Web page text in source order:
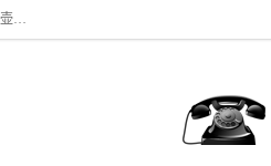
张家口市科诺工程塑料有限公司是超高分子量聚乙烯，高密度板，仿真冰场的专业生产厂家和供应商。主要产品有：陆地冰壶，旱地冰壶，地板冰壶，地壶球，仿真冰壶，仿真冰，冰蹴球，MGB轴套，MGE滑板，高密度板，仿真冰场等产品。欢迎有需要的朋友前来联系。